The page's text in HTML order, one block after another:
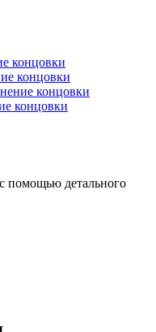
концовки
концовки
концовки
концовки
помощью детального